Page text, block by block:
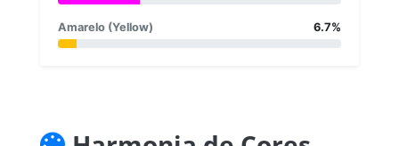
Amarelo (Yellow) 6.7%